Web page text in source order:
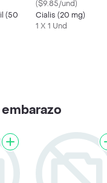
(50
($9.85/und)
Cialis (20 mg)
1 X 1 Und